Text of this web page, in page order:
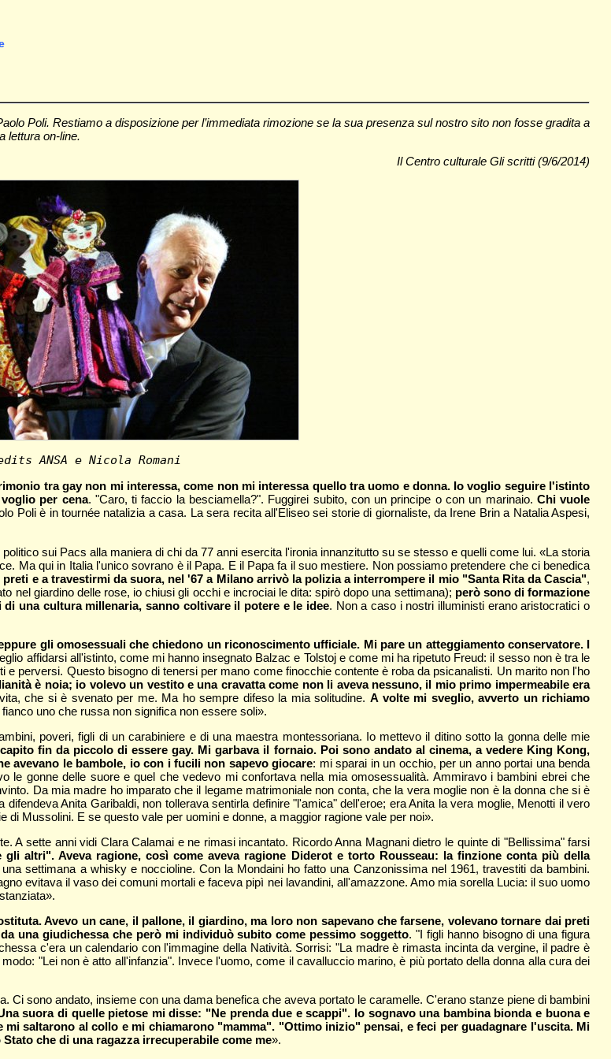
Poli. Restiamo a disposizione per l’immediata rimozione se la sua presenza sul nostro sito non fosse gradita a
lettura on-line.
Il Centro culturale Gli scritti (9/6/2014)
ANSA e Nicola Romani
tra gay non mi interessa, come non mi interessa quello tra uomo e donna. Io voglio seguire l'istinto
per cena. "Caro, ti faccio la besciamella?". Fuggirei subito, con un principe o con un marinaio. Chi vuole
Poli è in tournée natalizia a casa. La sera recita all'Eliseo sei storie di giornaliste, da Irene Brin a Natalia Aspesi,
sui Pacs alla maniera di chi da 77 anni esercita l'ironia innanzitutto su se stesso e quelli come lui. «La storia
Ma qui in Italia l'unico sovrano è il Papa. E il Papa fa il suo mestiere. Non possiamo pretendere che ci benedica
e a travestirmi da suora, nel '67 a Milano arrivò la polizia a interrompere il mio "Santa Rita da Cascia",
nel giardino delle rose, io chiusi gli occhi e incrociai le dita: spirò dopo una settimana); però sono di formazione
una cultura millenaria, sanno coltivare il potere e le idee. Non a caso i nostri illuministi erano aristocratici o
gli omosessuali che chiedono un riconoscimento ufficiale. Mi pare un atteggiamento conservatore. I
affidarsi all'istinto, come mi hanno insegnato Balzac e Tolstoj e come mi ha ripetuto Freud: il sesso non è tra le
perversi. Questo bisogno di tenersi per mano come finocchie contente è roba da psicanalisti. Un marito non l'ho
è noia; io volevo un vestito e una cravatta come non li aveva nessuno, il mio primo impermeabile era
che si è svenato per me. Ma ho sempre difeso la mia solitudine. A volte mi sveglio, avverto un richiamo
uno che russa non significa non essere soli».
poveri, figli di un carabiniere e di una maestra montessoriana. Io mettevo il ditino sotto la gonna delle mie
fin da piccolo di essere gay. Mi garbava il fornaio. Poi sono andato al cinema, a vedere King Kong,
avevano le bambole, io con i fucili non sapevo giocare: mi sparai in un occhio, per un anno portai una benda
le gonne delle suore e quel che vedevo mi confortava nella mia omosessualità. Ammiravo i bambini ebrei che
Da mia madre ho imparato che il legame matrimoniale non conta, che la vera moglie non è la donna che si è
Anita Garibaldi, non tollerava sentirla definire "l'amica" dell'eroe; era Anita la vera moglie, Menotti il vero
Mussolini. E se questo vale per uomini e donne, a maggior ragione vale per noi».
A sette anni vidi Clara Calamai e ne rimasi incantato. Ricordo Anna Magnani dietro le quinte di "Bellissima" farsi
altri". Aveva ragione, così come aveva ragione Diderot e torto Rousseau: la finzione conta più della
settimana a whisky e noccioline. Con la Mondaini ho fatto una Canzonissima nel 1961, travestiti da bambini.
evitava il vaso dei comuni mortali e faceva pipì nei lavandini, all'amazzone. Amo mia sorella Lucia: il suo uomo
Avevo un cane, il pallone, il giardino, ma loro non sapevano che farsene, volevano tornare dai preti
una giudichessa che però mi individuò subito come pessimo soggetto. "I figli hanno bisogno di una figura
c'era un calendario con l'immagine della Natività. Sorrisi: "La madre è rimasta incinta da vergine, il padre è
"Lei non è atto all'infanzia". Invece l'uomo, come il cavalluccio marino, è più portato della donna alla cura dei
Ci sono andato, insieme con una dama benefica che aveva portato le caramelle. C'erano stanze piene di bambini
suora di quelle pietose mi disse: "Ne prenda due e scappi". Io sognavo una bambina bionda e buona e
saltarono al collo e mi chiamarono "mamma". "Ottimo inizio" pensai, e feci per guadagnare l'uscita. Mi
che di una ragazza irrecuperabile come me».